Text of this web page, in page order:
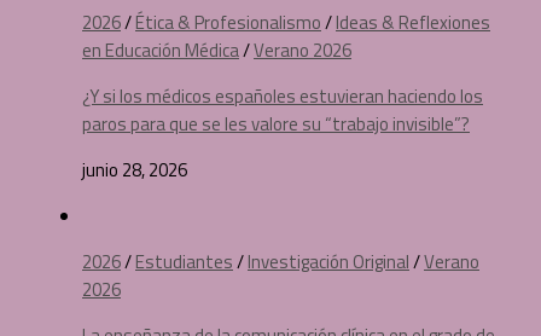
2026/Ética & Profesionalismo/Ideas & Reflexiones
en Educación Médica/Verano 2026
¿Y si los médicos españoles estuvieran haciendo los
paros para que se les valore su “trabajo invisible”?
junio 28, 2026
2026/Estudiantes/Investigación Original/Verano
2026